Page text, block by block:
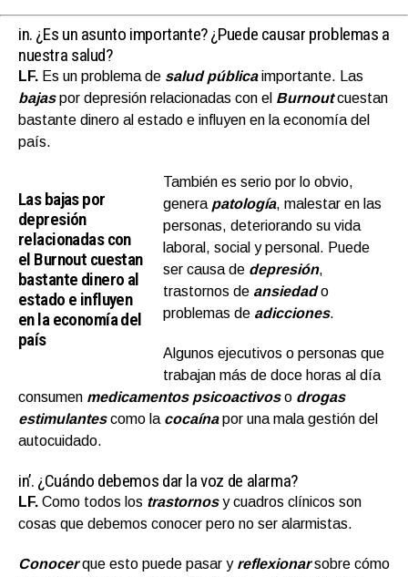
in. ¿Es un asunto importante? ¿Puede causar problemas a
nuestra salud?
LF. Es un problema de salud públicaimportante. Las
bajas por depresión relacionadas con el Burnoutcuestan
bastante dinero al estado e influyen en la economía del
país.
Las bajas por
depresión
relacionadas con
el Burnout cuestan
bastante dinero al
estado e influyen
en la economía del
país
También es serio por lo obvio,
genera patología, malestar en las
personas, deteriorando su vida
laboral, social y personal. Puede
ser causa de depresión,
trastornos de ansiedad o
problemas de adicciones.
Algunos ejecutivos o personas que
trabajan más de doce horas al día
consumen medicamentos psicoactivoso drogas
estimulantescomo la cocaínapor una mala gestión del
autocuidado.
in’. ¿Cuándo debemos dar la voz de alarma?
LF. Como todos los trastornosy cuadros clínicos son
cosas que debemos conocer pero no ser alarmistas.
Conocerque esto puede pasar y reflexionarsobre cómo